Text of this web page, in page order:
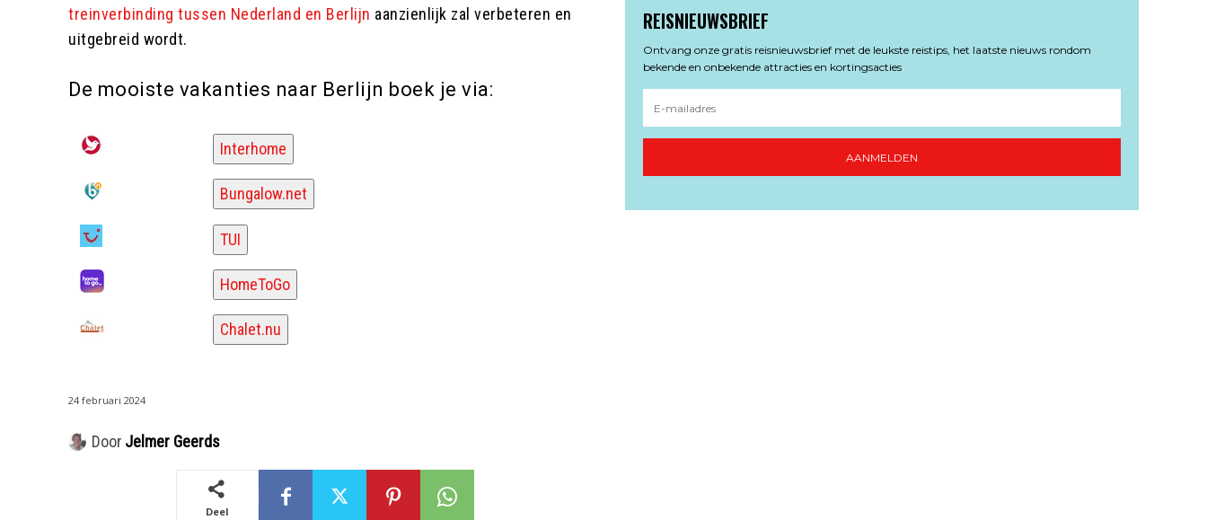
treinverbinding tussen Nederland en Berlijn aanzienlijk zal verbeteren en
uitgebreid wordt.
De mooiste vakanties naar Berlijn boek je via:
Interhome
Bungalow.net
TUI
HomeToGo
Chalet.nu
24 februari 2024
Door Jelmer Geerds
Deel
REISNIEUWSBRIEF
Ontvang onze gratis reisnieuwsbrief met de leukste reistips, het laatste nieuws rondom
bekende en onbekende attracties en kortingsacties
AANMELDEN